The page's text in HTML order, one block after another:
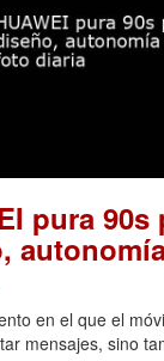
pura 90s
en el que el
mensajes, sino